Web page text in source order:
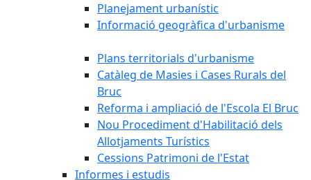
Planejament urbanístic
Informació geogràfica d'urbanisme
Plans territorials d'urbanisme
Catàleg de Masies i Cases Rurals del
Bruc
Reforma i ampliació de l'Escola El Bruc
Nou Procediment d'Habilitació dels
Allotjaments Turístics
Cessions Patrimoni de l'Estat
Informes i estudis